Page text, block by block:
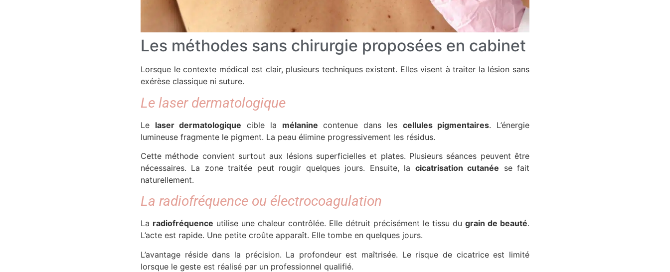
Les méthodes sans chirurgie proposées en cabinet
Lorsque le contexte médical est clair, plusieurs techniques existent. Elles visent à traiter la lésion sans
exérèse classique ni suture.
Le laser dermatologique
Le laser dermatologique cible la mélanine contenue dans les cellules pigmentaires. L’énergie
lumineuse fragmente le pigment. La peau élimine progressivement les résidus.
Cette méthode convient surtout aux lésions superficielles et plates. Plusieurs séances peuvent être
nécessaires. La zone traitée peut rougir quelques jours. Ensuite, la cicatrisation cutanée se fait
naturellement.
La radiofréquence ou électrocoagulation
La radiofréquence utilise une chaleur contrôlée. Elle détruit précisément le tissu du grain de beauté.
L’acte est rapide. Une petite croûte apparaît. Elle tombe en quelques jours.
L’avantage réside dans la précision. La profondeur est maîtrisée. Le risque de cicatrice est limité
lorsque le geste est réalisé par un professionnel qualifié.